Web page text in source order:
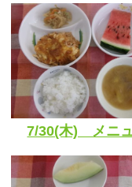
7/30(木) メニ